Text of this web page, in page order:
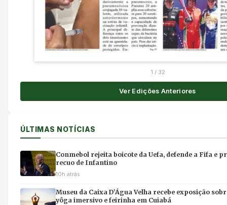
1 / 32
Ver Edições Anteriores
ÚLTIMAS NOTÍCIAS
Conmebol rejeita boicote da Uefa, defende a Fifa e
recuo de Infantino
10h atrás
Museu da Caixa D’Água Velha recebe exposição
yôga imersivo e feirinha em Cuiabá